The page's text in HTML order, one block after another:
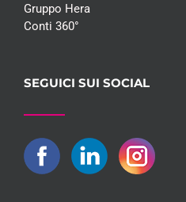
Gruppo Hera
Conti 360°
SEGUICI SUI SOCIAL